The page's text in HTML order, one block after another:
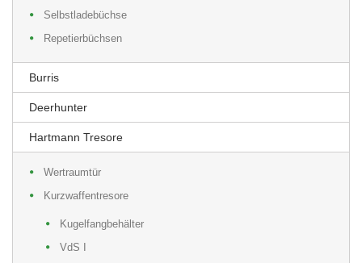
Selbstladebüchse
Repetierbüchsen
Burris
Deerhunter
Hartmann Tresore
Wertraumtür
Kurzwaffentresore
Kugelfangbehälter
VdS I